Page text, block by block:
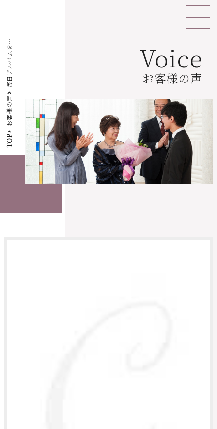
Voice
お客様の声
TOP
お客様の声
毎
日
ア
ル
バ
ム
を
見
て
幸
せ
を
感
じ
て
い
ま
す